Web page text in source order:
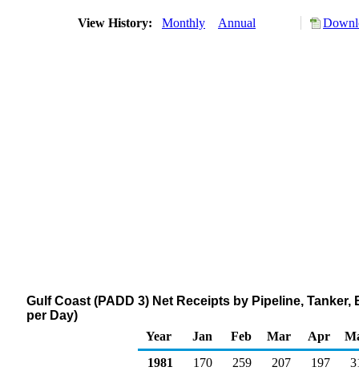
View History: Monthly Annual
Gulf Coast (PADD 3) Net Receipts by Pipeline,
per Day)
Year
Jan Feb Mar Apr
1981
170 259 207 197